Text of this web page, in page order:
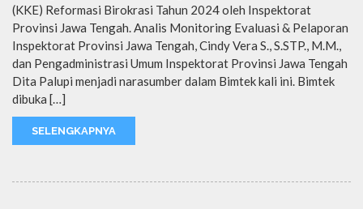
(KKE) Reformasi Birokrasi Tahun 2024 oleh Inspektorat
Provinsi Jawa Tengah. Analis Monitoring Evaluasi & Pelaporan
Inspektorat Provinsi Jawa Tengah, Cindy Vera S., S.STP., M.M.,
dan Pengadministrasi Umum Inspektorat Provinsi Jawa Tengah
Dita Palupi menjadi narasumber dalam Bimtek kali ini. Bimtek
dibuka […]
SELENGKAPNYA